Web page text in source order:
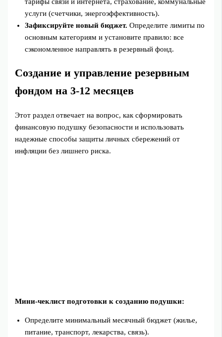
тарифы связи и интернета, страхование, коммунальные
услуги (счетчики, энергоэффективность).
Зафиксируйте новый бюджет. Определите лимиты по
основным категориям и установите правило: все
сэкономленное направлять в резервный фонд.
Создание и управление резервным
фондом на 3-12 месяцев
Этот раздел отвечает на вопрос, как сформировать
финансовую подушку безопасности и использовать
надежные способы защиты личных сбережений от
инфляции без лишнего риска.
Мини‑чеклист подготовки к созданию подушки:
Определите минимальный месячный бюджет (жилье,
питание, транспорт, лекарства, связь).